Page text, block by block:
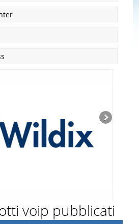
voip pubblicati